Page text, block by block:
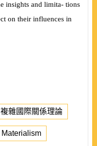
insights and limita- tions
on their influences in
複雜國際關係理論
Materialism